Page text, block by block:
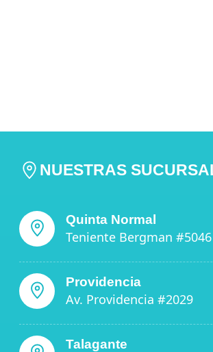
NUESTRAS
Quinta Normal
Teniente Bergman #5046
Providencia
Av. Providencia #2029
Talagante